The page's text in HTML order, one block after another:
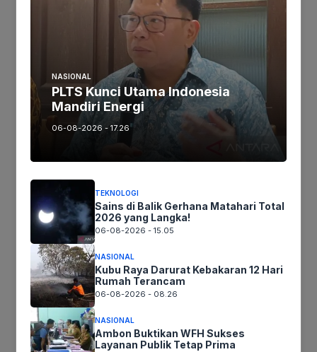
Nama
Surel
Situs
web
Simpan nama, email, dan situs web saya pada peramban ini
untuk komentar saya berikutnya.
NASIONAL
PLTS Kunci Utama Indonesia
Mandiri Energi
06-08-2026 - 17.26
TEKNOLOGI
Sains di Balik Gerhana Matahari Total
2026 yang Langka!
06-08-2026 - 15.05
NASIONAL
Kubu Raya Darurat Kebakaran 12 Hari
Rumah Terancam
06-08-2026 - 08.26
NASIONAL
Ambon Buktikan WFH Sukses
Layanan Publik Tetap Prima